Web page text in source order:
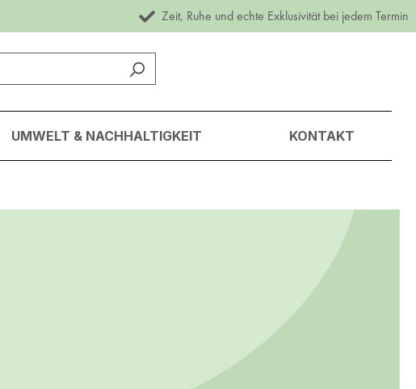
Zeit, Ruhe und echte Exklusivität bei jedem Termin
UMWELT & NACHHALTIGKEIT KONTAKT